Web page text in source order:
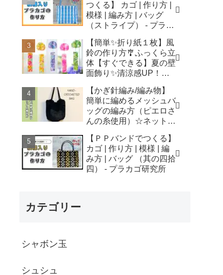
つくる】 カゴ | 作り方 |
模様 | 編み方 | バッグ
（ストライプ） - プラカ
【簡単✨折り紙１枚】風
鈴の作り方🎐ふっくら立
体【すぐできる】夏の壁
面飾り✨清涼感UP！無
Origami Wind Chimes -
はなみこと
【かぎ針編み/編み物】
簡単に編めるメッシュバ
ッグの編み方（ピエロさ
んの糸使用）☆ネットバ
mesh bag/tutorial - そろ
そろはじめよう
☆crochet
【ＰＰバンドでつくる】
カゴ | 作り方 | 模様 | 編
み方 | バッグ （其の四拾
四） - プラカゴ研究所
カテゴリー
シャボン玉
シュシュ